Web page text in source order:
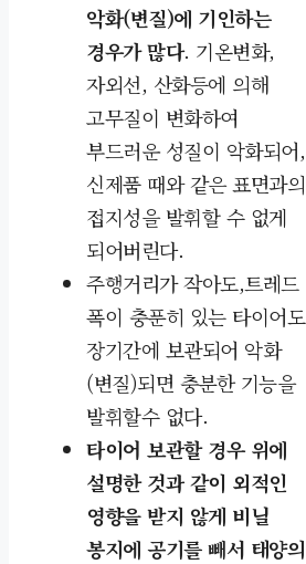
악화(변질)에 기인하는
경우가 많다. 기온변화,
자외선, 산화등에 의해
고무질이 변화하여
부드러운 성질이 악화되어,
신제품 때와 같은 표면과의
접지성을 발휘할 수 없게
되어버린다.
주행거리가 작아도,트레드
폭이 충푼히 있는 타이어도
장기간에 보관되어 악화
(변질)되면 충분한 기능을
발휘할수 없다.
타이어 보관할 경우 위에
설명한 것과 같이 외적인
영향을 받지 않게 비닐
봉지에 공기를 빼서 태양의